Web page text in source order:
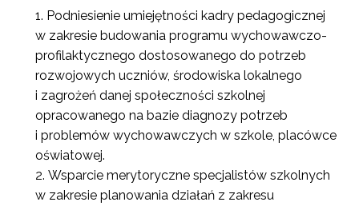
Podniesienie umiejętności kadry pedagogicznej
w zakresie budowania programu wychowawczo-
profilaktycznego dostosowanego do potrzeb
rozwojowych uczniów, środowiska lokalnego
i zagrożeń danej społeczności szkolnej
opracowanego na bazie diagnozy potrzeb
i problemów wychowawczych w szkole, placówce
oświatowej.
Wsparcie merytoryczne specjalistów szkolnych
w zakresie planowania działań z zakresu